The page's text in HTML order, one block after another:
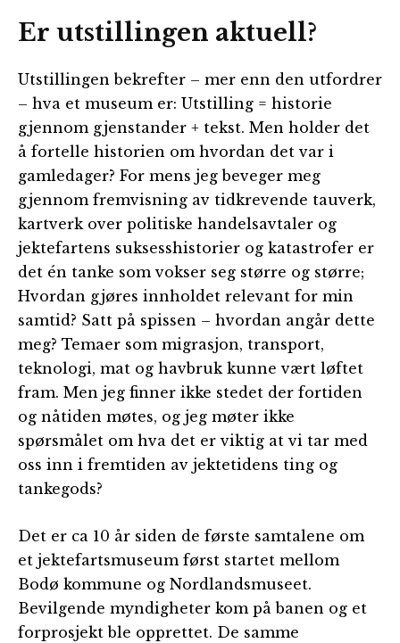
Er utstillingen aktuell?
Utstillingen bekrefter – mer enn den utfordrer
– hva et museum er: Utstilling = historie
gjennom gjenstander + tekst. Men holder det
å fortelle historien om hvordan det var i
gamledager? For mens jeg beveger meg
gjennom fremvisning av tidkrevende tauverk,
kartverk over politiske handelsavtaler og
jektefartens suksesshistorier og katastrofer er
det én tanke som vokser seg større og større;
Hvordan gjøres innholdet relevant for min
samtid? Satt på spissen – hvordan angår dette
meg? Temaer som migrasjon, transport,
teknologi, mat og havbruk kunne vært løftet
fram. Men jeg finner ikke stedet der fortiden
og nåtiden møtes, og jeg møter ikke
spørsmålet om hva det er viktig at vi tar med
oss inn i fremtiden av jektetidens ting og
tankegods?
Det er ca 10 år siden de første samtalene om
et jektefartsmuseum først startet mellom
Bodø kommune og Nordlandsmuseet.
Bevilgende myndigheter kom på banen og et
forprosjekt ble opprettet. De samme